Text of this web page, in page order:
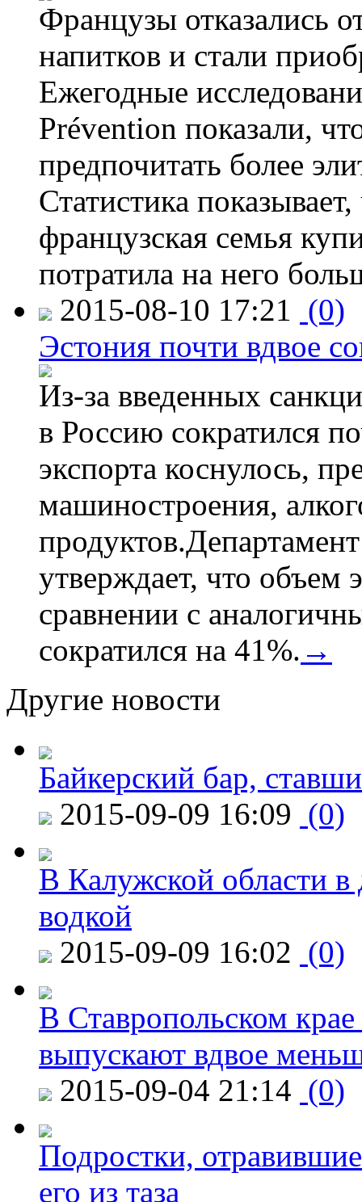
Французы отказались
напитков и стали
Ежегодные
Prévention показали,
предпочитать более
Статистика
французская семья
потратила на него
2015-08-10 17:21 (0)
Эстония почти вдвое
Из-за введенных
в Россию сократился
экспорта коснулось,
машиностроения,
утверждает, что объем
сравнении с
сократился на 41%. →
Другие новости
Байкерский бар,
2015-09-09 16:09 (0)
В Калужской области в
водкой
2015-09-09 16:02 (0)
В Ставропольском
выпускают вдвое
2015-09-04 21:14 (0)
Подростки,
его из таза